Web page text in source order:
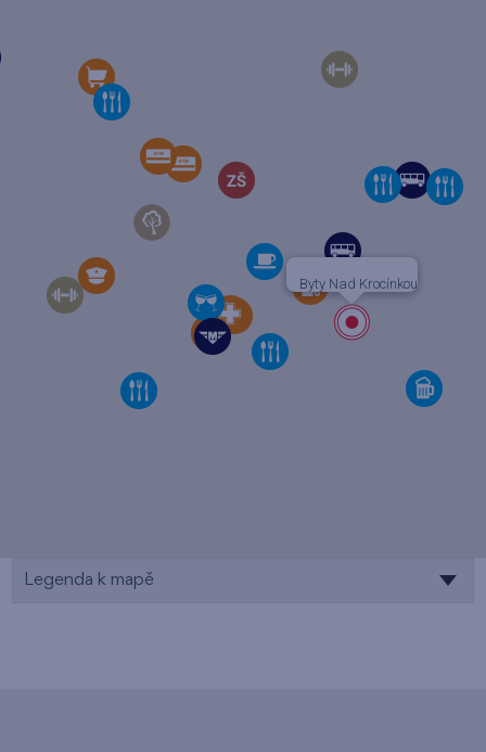
Byty Nad Krocínkou
Legenda k mapě